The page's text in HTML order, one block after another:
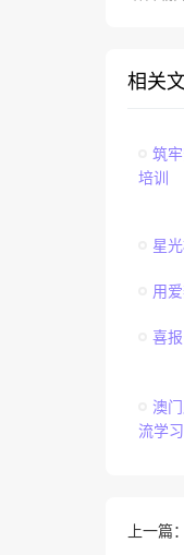
相关
筑
培训
星
用
喜
澳
流学习
上一篇：